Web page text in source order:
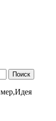
Идея